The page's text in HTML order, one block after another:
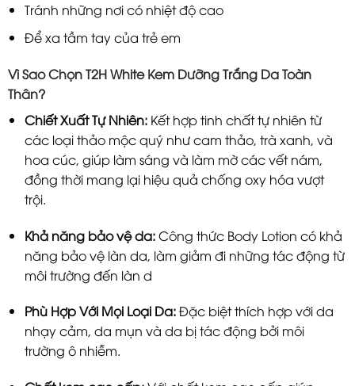
Tránh những nơi có nhiệt độ cao
Để xa tầm tay của trẻ em
Vì Sao Chọn T2H White Kem Dưỡng Trắng Da Toàn
Thân?
Chiết Xuất Tự Nhiên: Kết hợp tinh chất tự nhiên từ
các loại thảo mộc quý như cam thảo, trà xanh, và
hoa cúc, giúp làm sáng và làm mờ các vết nám,
đồng thời mang lại hiệu quả chống oxy hóa vượt
trội.
Khả năng bảo vệ da:Công thức Body Lotion có khả
năng bảo vệ làn da, làm giảm đi những tác động từ
môi trường đến làn d
Phù Hợp Với Mọi Loại Da:Đặc biệt thích hợp với da
nhạy cảm, da mụn và da bị tác động bởi môi
trường ô nhiễm.